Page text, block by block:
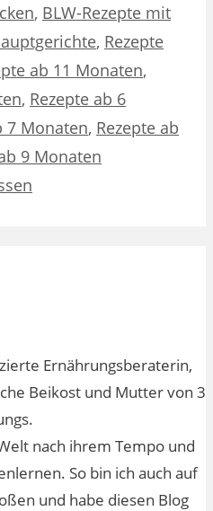
, BLW-Rezepte mit
, Rezepte
ab 11 Monaten,
, Rezepte ab 6
7 Monaten, Rezepte ab
9 Monaten
Ernährungsberaterin,
Beikost und Mutter von 3
nach ihrem Tempo und
So bin ich auch auf
und habe diesen Blog